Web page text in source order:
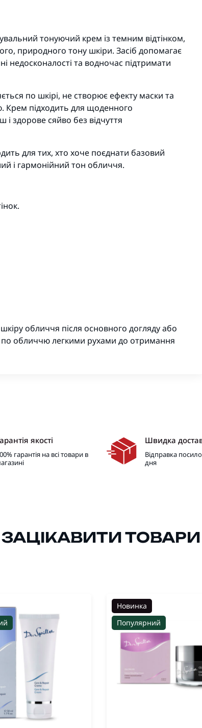
тонуючий крем із темним відтінком,
природного тону шкіри. Засіб допомагає
недосконалості та водночас підтримати
по шкірі, не створює ефекту маски та
Крем підходить для щоденного
здорове сяйво без відчуття
для тих, хто хоче поєднати базовий
і гармонійний тон обличчя.
обличчя після основного догляду або
по обличчю легкими рухами до отримання
якості
гарантія на всі товари в
Швидка
Відправка
дня
ТОВАРИ
Новинка
Популярний